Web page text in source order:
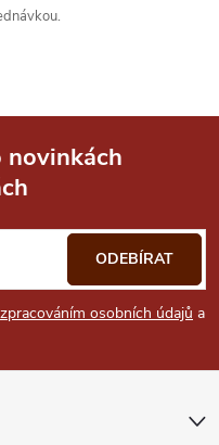
novinkách
zpracováním osobních údajů a
ODEBÍRAT